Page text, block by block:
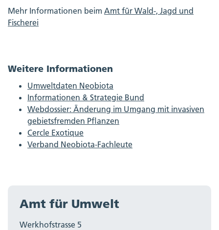
Mehr Informationen beim Amt für Wald-, Jagd und
Fischerei
Weitere Informationen
Umweltdaten Neobiota
Informationen & Strategie Bund
Webdossier: Änderung im Umgang mit invasiven
gebietsfremden Pflanzen
Cercle Exotique
Verband Neobiota-Fachleute
Amt für Umwelt
Werkhofstrasse 5